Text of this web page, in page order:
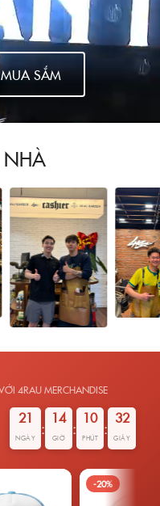
BARBER
MUA SẮM
4RAU MERCHANDISE
21
NGÀY
:
14
GIỜ
:
10
PHÚT
:
31
GIÂY
-20%